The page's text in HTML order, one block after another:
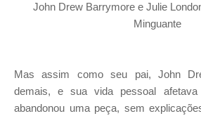
John Drew Barrymore e Julie
Minguante
Mas assim como seu pai, John
demais, e sua vida pessoal
abandonou uma peça, sem